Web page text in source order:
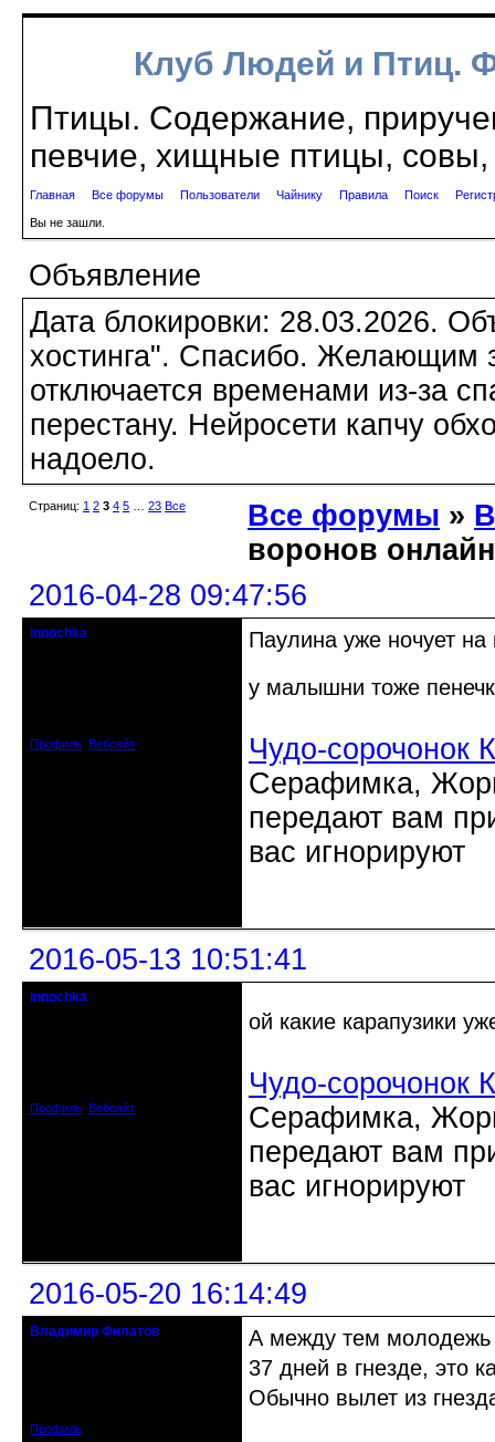
Клуб Людей и Птиц.
Птицы. Содержание,
певчие, хищные птицы, совы,
Главная Все форумы Пользователи Чайнику Правила Поиск
Вы не зашли.
Объявление
Дата блокировки: 28.03.2026.
хостинга". Спасибо. Желающим
отключается временами из-за
перестану. Нейросети капчу
надоело.
Страниц: 1 2 3 4 5 23 Все Все форумы »
воронов
2016-04-28 09:47:56
innochka
Профиль Вебсайт
Паулина уже ночует на
у малышни тоже
Чудо-сорочонок
Серафимка,
передают вам
вас игнорируют
2016-05-13 10:51:41
innochka
Профиль Вебсайт
ой какие карапузики
Чудо-сорочонок
Серафимка,
передают вам
вас игнорируют
2016-05-20 16:14:49
Владимир Филатов
Профиль
А между тем молодежь
37 дней в гнезде, это
Обычно вылет из